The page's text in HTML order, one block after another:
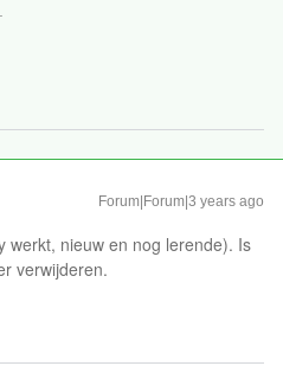
Forum|Forum|3 years ago
werkt, nieuw en nog lerende). Is
verwijderen.